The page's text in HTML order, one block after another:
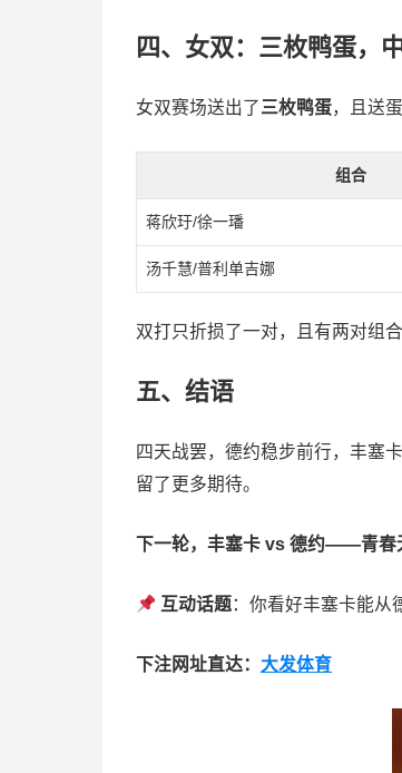
四、女双：三枚鸭蛋，
女双赛场送出了三枚鸭蛋，且送
组合
蒋欣玗/徐一璠
汤千慧/普利单吉娜
双打只折损了一对，且有两对组合
五、结语
四天战罢，德约稳步前行，丰塞
留了更多期待。
下一轮，丰塞卡 vs 德约——青春
互动话题：你看好丰塞卡能从
下注网址直达： 大发体育